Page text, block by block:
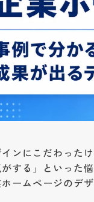
インにこだわった
する」といった
ームページのデ